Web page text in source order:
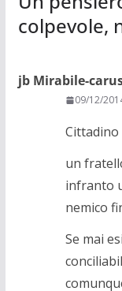
colpevole,
jb Mirabile-
09/12/
Cittadino
un
infranto
nemico
Se mai